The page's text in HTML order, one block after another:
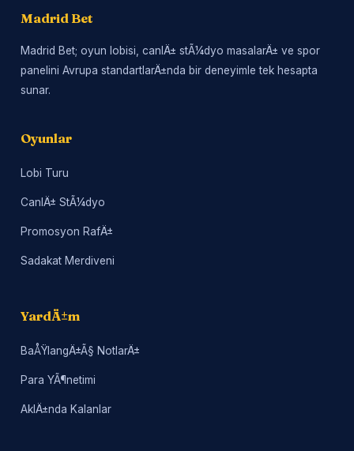
Madrid Bet
Madrid Bet; oyun lobisi, canlÄ± stÃ¼dyo masalarÄ± ve spor
panelini Avrupa standartlarÄ±nda bir deneyimle tek hesapta
sunar.
Oyunlar
Lobi Turu
CanlÄ± StÃ¼dyo
Promosyon RafÄ±
Sadakat Merdiveni
YardÄ±m
BaÅŸlangÄ±Ã§ NotlarÄ±
Para YÃ¶netimi
AklÄ±nda Kalanlar